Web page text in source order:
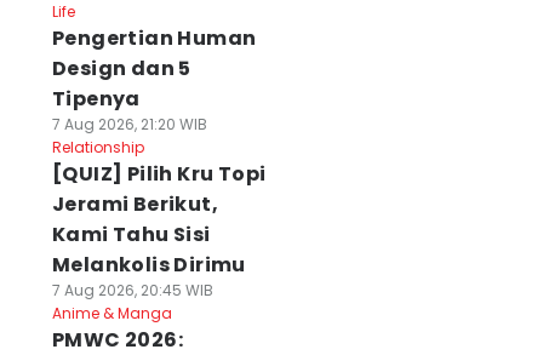
Life
Pengertian Human
Design dan 5
Tipenya
7 Aug 2026, 21:20 WIB
Relationship
[QUIZ] Pilih Kru Topi
Jerami Berikut,
Kami Tahu Sisi
Melankolis Dirimu
7 Aug 2026, 20:45 WIB
Anime & Manga
PMWC 2026: